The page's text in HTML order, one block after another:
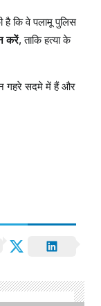
कि वे पलामू पुलिस
करें, ताकि हत्या के
गहरे सदमे में हैं और